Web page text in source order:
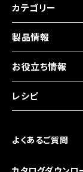
カテゴリー
製品情報
お役立ち情報
レシピ
よくあるご質問